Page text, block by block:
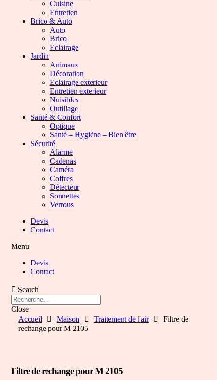
Cuisine
Entretien
Brico & Auto
Auto
Brico
Eclairage
Jardin
Animaux
Décoration
Eclairage exterieur
Entretien exterieur
Nuisibles
Outillage
Santé & Confort
Optique
Santé – Hygiène – Bien être
Sécurité
Alarme
Cadenas
Caméra
Coffres
Détecteur
Sonnettes
Verrous
Devis
Contact
Menu
Devis
Contact
Search
Close
Accueil
Maison Traitement de l'air
Filtre de
rechange pour M 2105
Filtre de rechange pour M 2105